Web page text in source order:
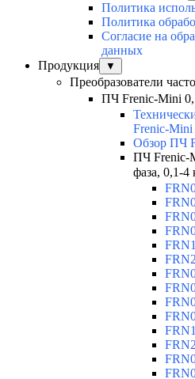
Политика
Политика
Согласие на
данных
Продукция
▼
Преобразователи
ПЧ Frenic-Mini
Frenic-Mini
Обзор ПЧ
ПЧ Frenic-
фаза, 0,1-4